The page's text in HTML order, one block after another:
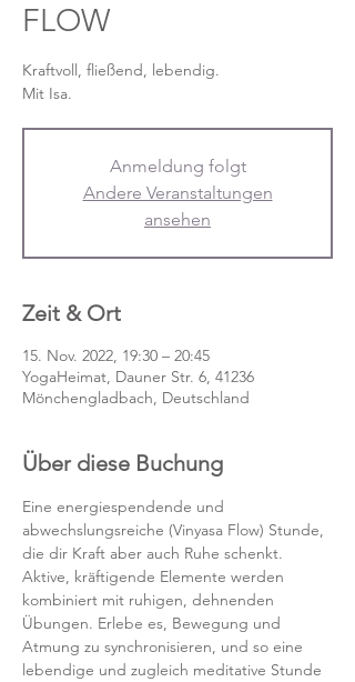
FLOW
Kraftvoll, fließend, lebendig.
Mit Isa.
Anmeldung folgt
Andere Veranstaltungen
ansehen
Zeit & Ort
15. Nov. 2022, 19:30 – 20:45
YogaHeimat, Dauner Str. 6, 41236
Mönchengladbach, Deutschland
Über diese Buchung
Eine energiespendende und
abwechslungsreiche (Vinyasa Flow) Stunde,
die dir Kraft aber auch Ruhe schenkt.
Aktive, kräftigende Elemente werden
kombiniert mit ruhigen, dehnenden
Übungen. Erlebe es, Bewegung und
Atmung zu synchronisieren, und so eine
lebendige und zugleich meditative Stunde